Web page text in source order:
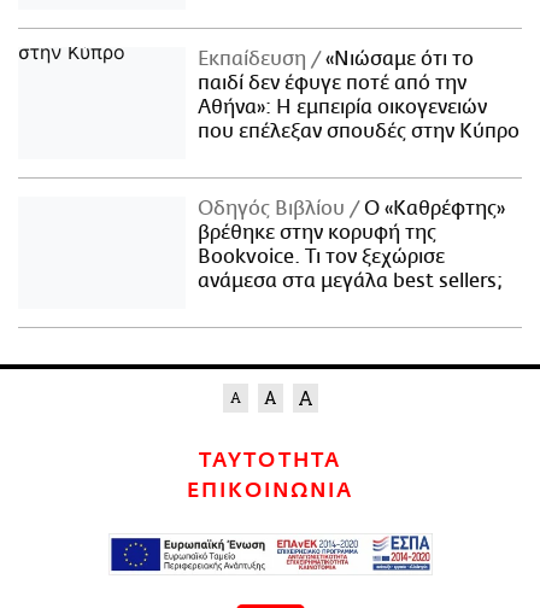
Εκπαίδευση
«Νιώσαμε ότι το
παιδί δεν έφυγε ποτέ από την
Αθήνα»: Η εμπειρία οικογενειών
που επέλεξαν σπουδές στην Κύπρο
Οδηγός Βιβλίου
Ο «Καθρέφτης»
βρέθηκε στην κορυφή της
Bookvoice. Τι τον ξεχώρισε
ανάμεσα στα μεγάλα best sellers;
ΤΑΥΤΟΤΗΤΑ
ΕΠΙΚΟΙΝΩΝΙΑ